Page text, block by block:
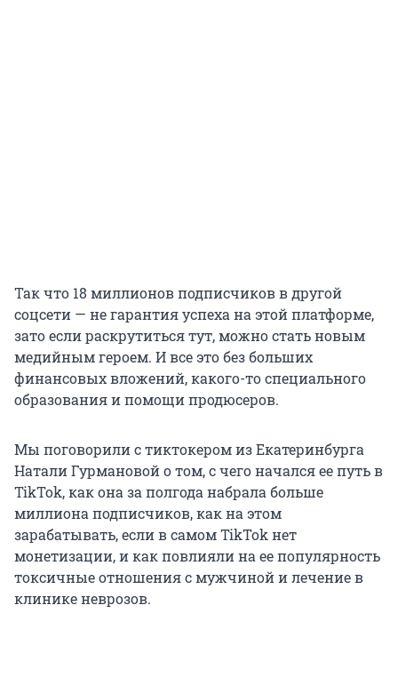
Так что 18 миллионов подписчиков в другой
соцсети — не гарантия успеха на этой платформе,
зато если раскрутиться тут, можно стать новым
медийным героем. И все это без больших
финансовых вложений, какого-то специального
образования и помощи продюсеров.
Мы поговорили с тиктокером из Екатеринбурга
Натали Гурмановой о том, с чего начался ее путь в
TikTok, как она за полгода набрала больше
миллиона подписчиков, как на этом
зарабатывать, если в самом TikTok нет
монетизации, и как повлияли на ее популярность
токсичные отношения с мужчиной и лечение в
клинике неврозов.